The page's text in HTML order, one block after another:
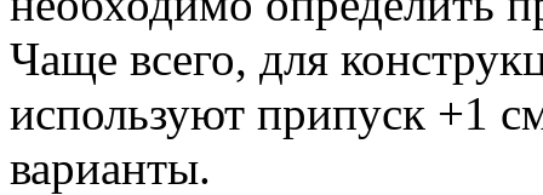
Чаще всего, для
используют припуск +1
варианты.